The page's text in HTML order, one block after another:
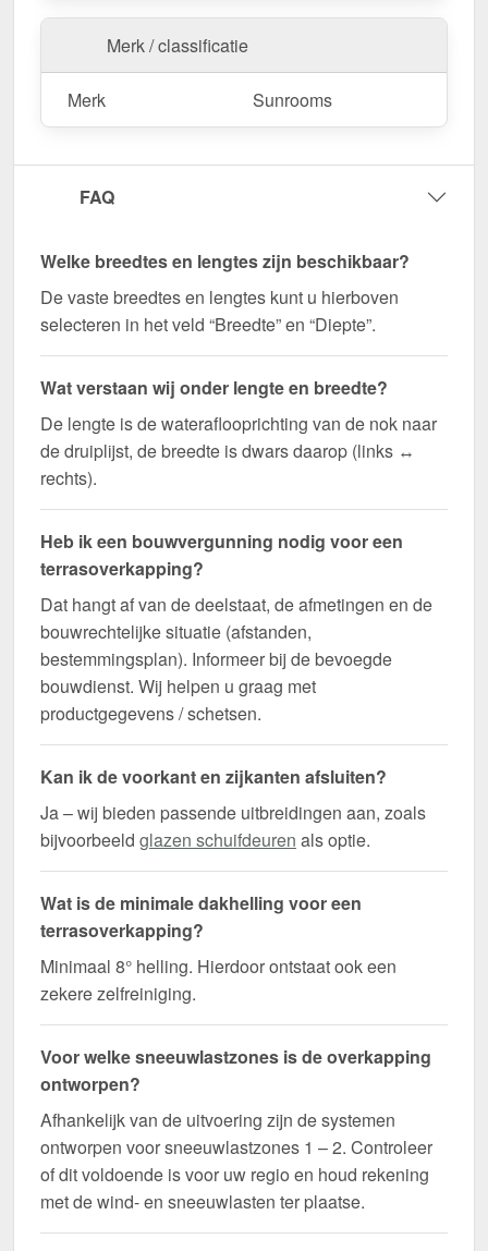
Merk / classificatie
Merk Sunrooms
FAQ
Welke breedtes en lengtes zijn beschikbaar?
De vaste breedtes en lengtes kunt u hierboven
selecteren in het veld “Breedte” en “Diepte”.
Wat verstaan wij onder lengte en breedte?
De lengte is de wateraflooprichting van de nok naar
de druiplijst, de breedte is dwars daarop (links ↔
rechts).
Heb ik een bouwvergunning nodig voor een
terrasoverkapping?
Dat hangt af van de deelstaat, de afmetingen en de
bouwrechtelijke situatie (afstanden,
bestemmingsplan). Informeer bij de bevoegde
bouwdienst. Wij helpen u graag met
productgegevens / schetsen.
Kan ik de voorkant en zijkanten afsluiten?
Ja – wij bieden passende uitbreidingen aan, zoals
bijvoorbeeld glazen schuifdeuren als optie.
Wat is de minimale dakhelling voor een
terrasoverkapping?
Minimaal 8° helling. Hierdoor ontstaat ook een
zekere zelfreiniging.
Voor welke sneeuwlastzones is de overkapping
ontworpen?
Afhankelijk van de uitvoering zijn de systemen
ontworpen voor sneeuwlastzones 1 – 2. Controleer
of dit voldoende is voor uw regio en houd rekening
met de wind- en sneeuwlasten ter plaatse.